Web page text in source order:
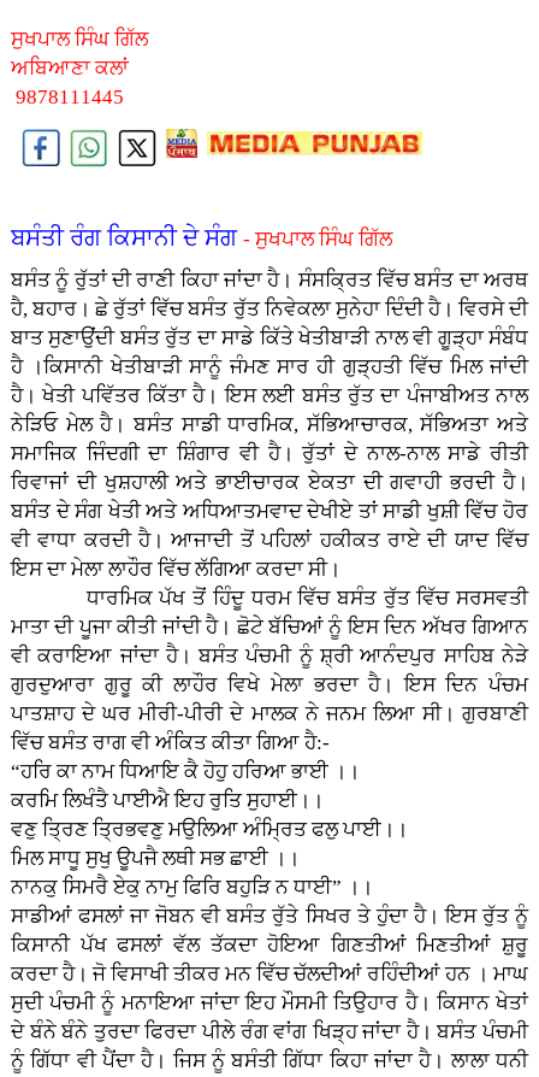
ਸੁਖਪਾਲ ਸਿੰਘ ਗਿੱਲ
ਅਬਿਆਣਾ ਕਲਾਂ
9878111445
ਬਸੰਤੀ ਰੰਗ ਕਿਸਾਨੀ ਦੇ ਸੰਗ - ਸੁਖਪਾਲ ਸਿੰਘ ਗਿੱਲ
ਬਸੰਤ ਨੂੰ ਰੁੱਤਾਂ ਦੀ ਰਾਣੀ ਕਿਹਾ ਜਾਂਦਾ ਹੈ। ਸੰਸਕ੍ਰਿਤ ਵਿੱਚ ਬਸੰਤ ਦਾ ਅਰਥ
ਹੈ, ਬਹਾਰ। ਛੇ ਰੁੱਤਾਂ ਵਿੱਚ ਬਸੰਤ ਰੁੱਤ ਨਿਵੇਕਲਾ ਸੁਨੇਹਾ ਦਿੰਦੀ ਹੈ। ਵਿਰਸੇ ਦੀ
ਬਾਤ ਸੁਣਾਉਂਦੀ ਬਸੰਤ ਰੁੱਤ ਦਾ ਸਾਡੇ ਕਿੱਤੇ ਖੇਤੀਬਾੜੀ ਨਾਲ ਵੀ ਗੂੜ੍ਹਾ ਸੰਬੰਧ
ਹੈ ।ਕਿਸਾਨੀ ਖੇਤੀਬਾੜੀ ਸਾਨੂੰ ਜੰਮਣ ਸਾਰ ਹੀ ਗੁੜ੍ਹਤੀ ਵਿੱਚ ਮਿਲ ਜਾਂਦੀ
ਹੈ। ਖੇਤੀ ਪਵਿੱਤਰ ਕਿੱਤਾ ਹੈ। ਇਸ ਲਈ ਬਸੰਤ ਰੁੱਤ ਦਾ ਪੰਜਾਬੀਅਤ ਨਾਲ
ਨੇੜਿਓ ਮੇਲ ਹੈ। ਬਸੰਤ ਸਾਡੀ ਧਾਰਮਿਕ, ਸੱਭਿਆਚਾਰਕ, ਸੱਭਿਅਤਾ ਅਤੇ
ਸਮਾਜਿਕ ਜਿੰਦਗੀ ਦਾ ਸ਼ਿੰਗਾਰ ਵੀ ਹੈ। ਰੁੱਤਾਂ ਦੇ ਨਾਲ-ਨਾਲ ਸਾਡੇ ਰੀਤੀ
ਰਿਵਾਜਾਂ ਦੀ ਖੁਸ਼ਹਾਲੀ ਅਤੇ ਭਾਈਚਾਰਕ ਏਕਤਾ ਦੀ ਗਵਾਹੀ ਭਰਦੀ ਹੈ।
ਬਸੰਤ ਦੇ ਸੰਗ ਖੇਤੀ ਅਤੇ ਅਧਿਆਤਮਵਾਦ ਦੇਖੀਏ ਤਾਂ ਸਾਡੀ ਖੁਸ਼ੀ ਵਿੱਚ ਹੋਰ
ਵੀ ਵਾਧਾ ਕਰਦੀ ਹੈ। ਆਜਾਦੀ ਤੋਂ ਪਹਿਲਾਂ ਹਕੀਕਤ ਰਾਏ ਦੀ ਯਾਦ ਵਿੱਚ
ਇਸ ਦਾ ਮੇਲਾ ਲਾਹੌਰ ਵਿੱਚ ਲੱਗਿਆ ਕਰਦਾ ਸੀ।
ਧਾਰਮਿਕ ਪੱਖ ਤੋਂ ਹਿੰਦੂ ਧਰਮ ਵਿੱਚ ਬਸੰਤ ਰੁੱਤ ਵਿੱਚ ਸਰਸਵਤੀ
ਮਾਤਾ ਦੀ ਪੂਜਾ ਕੀਤੀ ਜਾਂਦੀ ਹੈ। ਛੋਟੇ ਬੱਚਿਆਂ ਨੂੰ ਇਸ ਦਿਨ ਅੱਖਰ ਗਿਆਨ
ਵੀ ਕਰਾਇਆ ਜਾਂਦਾ ਹੈ। ਬਸੰਤ ਪੰਚਮੀ ਨੂੰ ਸ਼੍ਰੀ ਆਨੰਦਪੁਰ ਸਾਹਿਬ ਨੇੜੇ
ਗੁਰਦੁਆਰਾ ਗੁਰੂ ਕੀ ਲਾਹੌਰ ਵਿਖੇ ਮੇਲਾ ਭਰਦਾ ਹੈ। ਇਸ ਦਿਨ ਪੰਚਮ
ਪਾਤਸ਼ਾਹ ਦੇ ਘਰ ਮੀਰੀ-ਪੀਰੀ ਦੇ ਮਾਲਕ ਨੇ ਜਨਮ ਲਿਆ ਸੀ। ਗੁਰਬਾਣੀ
ਵਿੱਚ ਬਸੰਤ ਰਾਗ ਵੀ ਅੰਕਿਤ ਕੀਤਾ ਗਿਆ ਹੈ:-
“ਹਰਿ ਕਾ ਨਾਮ ਧਿਆਇ ਕੈ ਹੋਹੁ ਹਰਿਆ ਭਾਈ ।।
ਕਰਮਿ ਲਿਖੰਤੈ ਪਾਈਐ ਇਹ ਰੁਤਿ ਸੁਹਾਈ।।
ਵਣੁ ਤ੍ਰਿਣ ਤ੍ਰਿਭਵਣੁ ਮਉਲਿਆ ਅੰਮ੍ਰਿਤ ਫਲੁ ਪਾਈ।।
ਮਿਲ ਸਾਧੂ ਸੁਖੁ ਊਪਜੈ ਲਥੀ ਸਭ ਛਾਈ ।।
ਨਾਨਕੁ ਸਿਮਰੈ ਏਕੁ ਨਾਮੁ ਫਿਰਿ ਬਹੁੜਿ ਨ ਧਾਈ” ।।
ਸਾਡੀਆਂ ਫਸਲਾਂ ਜਾ ਜੋਬਨ ਵੀ ਬਸੰਤ ਰੁੱਤੇ ਸਿਖਰ ਤੇ ਹੁੰਦਾ ਹੈ। ਇਸ ਰੁੱਤ ਨੂੰ
ਕਿਸਾਨੀ ਪੱਖ ਫਸਲਾਂ ਵੱਲ ਤੱਕਦਾ ਹੋਇਆ ਗਿਣਤੀਆਂ ਮਿਣਤੀਆਂ ਸ਼ੁਰੂ
ਕਰਦਾ ਹੈ। ਜੋ ਵਿਸਾਖੀ ਤੀਕਰ ਮਨ ਵਿੱਚ ਚੱਲਦੀਆਂ ਰਹਿੰਦੀਆਂ ਹਨ । ਮਾਘ
ਸੁਦੀ ਪੰਚਮੀ ਨੂੰ ਮਨਾਇਆ ਜਾਂਦਾ ਇਹ ਮੌਸਮੀ ਤਿਉਹਾਰ ਹੈ। ਕਿਸਾਨ ਖੇਤਾਂ
ਦੇ ਬੰਨੇ ਬੰਨੇ ਤੁਰਦਾ ਫਿਰਦਾ ਪੀਲੇ ਰੰਗ ਵਾਂਗ ਖਿੜ੍ਹ ਜਾਂਦਾ ਹੈ। ਬਸੰਤ ਪੰਚਮੀ
ਨੂੰ ਗਿੱਧਾ ਵੀ ਪੈਂਦਾ ਹੈ। ਜਿਸ ਨੂੰ ਬਸੰਤੀ ਗਿੱਧਾ ਕਿਹਾ ਜਾਂਦਾ ਹੈ। ਲਾਲਾ ਧਨੀ